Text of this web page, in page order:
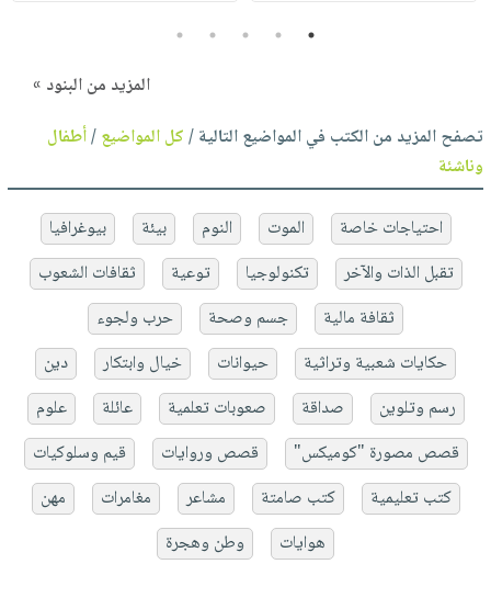
1
2
3
4
5
المزيد من البنود »
تصفح المزيد من الكتب في المواضيع التالية /كل المواضيع/أطفال
وناشئة
احتياجات خاصة الموت النوم بيئة
بيوغرافيا
تقبل الذات والآخر
تكنولوجيا توعية
ثقافات الشعوب
ثقافة مالية
جسم وصحة
حرب ولجوء
حكايات شعبية وتراثية
حيوانات خيال وابتكار
دين
رسم وتلوين
صداقة صعوبات تعلمية عائلة
علوم
قصص مصورة "كوميكس"
قصص وروايات
قيم وسلوكيات
كتب تعليمية
كتب صامتة مشاعر مغامرات
مهن
هوايات
وطن وهجرة